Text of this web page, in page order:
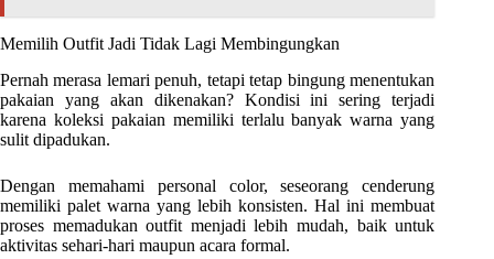
Memilih Outfit Jadi Tidak Lagi Membingungkan
Pernah merasa lemari penuh, tetapi tetap bingung menentukan
pakaian yang akan dikenakan? Kondisi ini sering terjadi
karena koleksi pakaian memiliki terlalu banyak warna yang
sulit dipadukan.
Dengan memahami personal color, seseorang cenderung
memiliki palet warna yang lebih konsisten. Hal ini membuat
proses memadukan outfit menjadi lebih mudah, baik untuk
aktivitas sehari-hari maupun acara formal.